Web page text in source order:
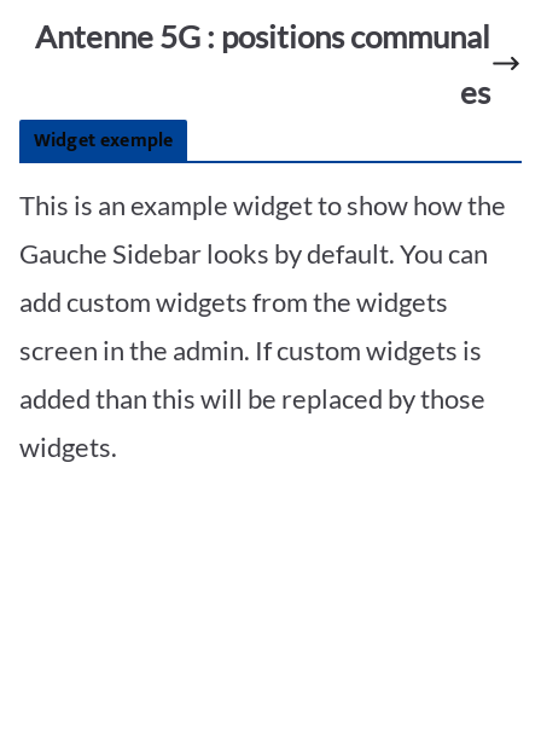
Antenne 5G : positions communal
es
Widget exemple
This is an example widget to show how the
Gauche Sidebar looks by default. You can
add custom widgets from the widgets
screen in the admin. If custom widgets is
added than this will be replaced by those
widgets.